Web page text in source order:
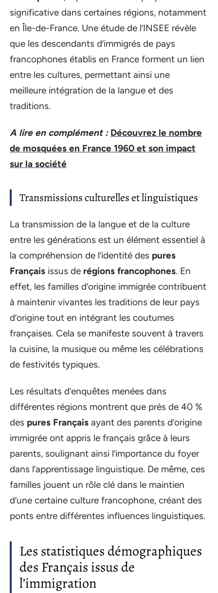
significative dans certaines régions, notamment
en Île-de-France. Une étude de l’INSEE révèle
que les descendants d’immigrés de pays
francophones établis en France forment un lien
entre les cultures, permettant ainsi une
meilleure intégration de la langue et des
traditions.
A lire en complément : Découvrez le nombre
de mosquées en France 1960 et son impact
sur la société
Transmissions culturelles et linguistiques
La transmission de la langue et de la culture
entre les générations est un élément essentiel à
la compréhension de l’identité des pures
Français issus de régions francophones. En
effet, les familles d’origine immigrée contribuent
à maintenir vivantes les traditions de leur pays
d’origine tout en intégrant les coutumes
françaises. Cela se manifeste souvent à travers
la cuisine, la musique ou même les célébrations
de festivités typiques.
Les résultats d’enquêtes menées dans
différentes régions montrent que près de 40 %
des pures Français ayant des parents d’origine
immigrée ont appris le français grâce à leurs
parents, soulignant ainsi l’importance du foyer
dans l’apprentissage linguistique. De même, ces
familles jouent un rôle clé dans le maintien
d’une certaine culture francophone, créant des
ponts entre différentes influences linguistiques.
Les statistiques démographiques
des Français issus de
l’immigration